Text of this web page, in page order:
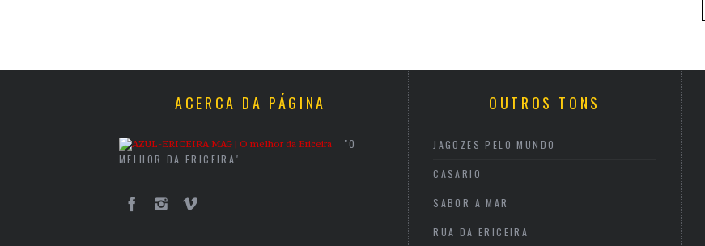
ACERCA DA PÁGINA
"O
MELHOR DA ERICEIRA"
OUTROS TONS
JAGOZES PELO MUNDO
CASARIO
SABOR A MAR
RUA DA ERICEIRA